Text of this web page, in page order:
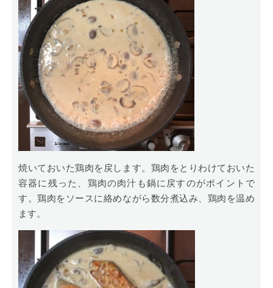
焼いておいた鶏肉を戻します。鶏肉をとりわけておいた
容器に残った、鶏肉の肉汁も鍋に戻すのがポイントで
す。鶏肉をソースに絡めながら数分煮込み、鶏肉を温め
ます。